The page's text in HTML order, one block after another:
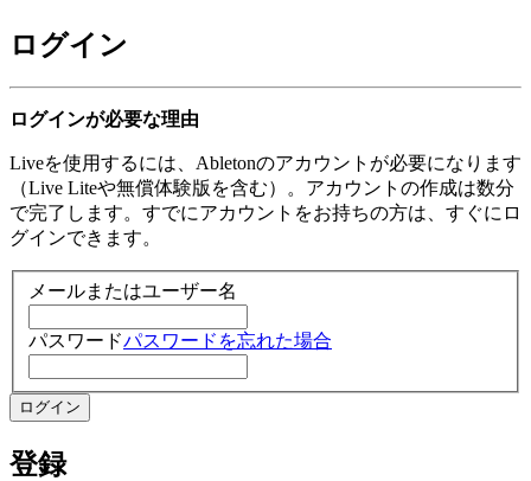
ログイン
ログインが必要な理由
Liveを使用するには、Abletonのアカウントが必要になります
（Live Liteや無償体験版を含む）。アカウントの作成は数分
で完了します。すでにアカウントをお持ちの方は、すぐにロ
グインできます。
メールまたはユーザー名
パスワードパスワードを忘れた場合
登録